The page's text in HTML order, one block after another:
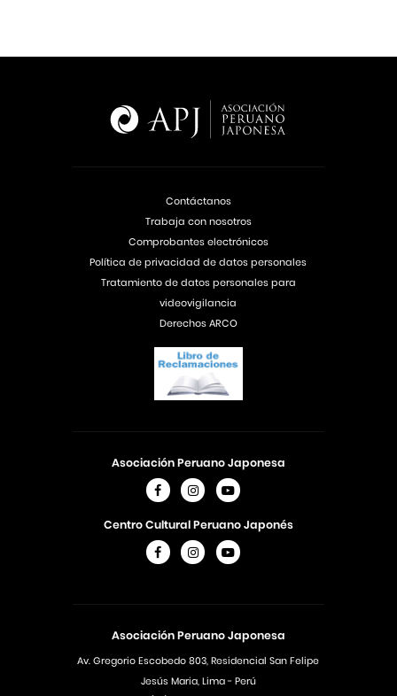
Asociación Peruano Japonesa
Av. Gregorio Escobedo 803, Residencial San Felipe
Jesús Maria, Lima - Perú
Asociación Peruano Japonesa
Centro Cultural Peruano Japonés
Contáctanos
Trabaja con nosotros
Comprobantes electrónicos
Política de privacidad de datos personales
Tratamiento de datos personales para
videovigilancia
Derechos ARCO